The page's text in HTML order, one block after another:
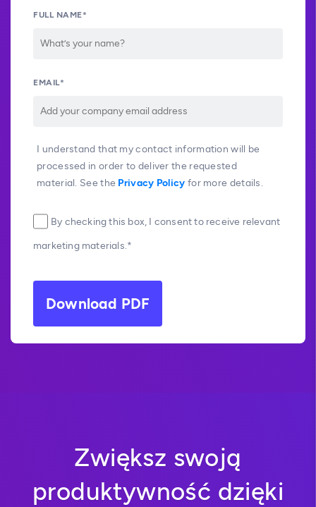
FULL NAME*
EMAIL*
I understand that my contact information will be
processed in order to deliver the requested
material. See the Privacy Policy for more details.
By checking this box, I consent to receive relevant
marketing materials.*
Download PDF
Zwiększ swoją
produktywność dzięki